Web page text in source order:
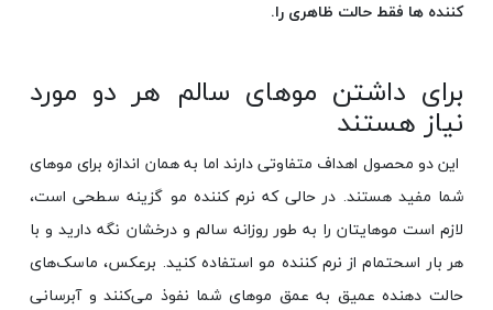
کننده ها فقط حالت ظاهری را.
برای داشتن موهای سالم هر دو مورد
نیاز هستند
این دو محصول اهداف متفاوتی دارند اما به همان اندازه برای موهای
شما مفید هستند. در حالی که نرم کننده مو گزینه سطحی است،
لازم است موهایتان را به طور روزانه سالم و درخشان نگه دارید و با
هر بار اسحتمام از نرم کننده مو استفاده کنید. برعکس، ماسک‌های
حالت دهنده عمیق به عمق موهای شما نفوذ می‌کنند و آبرسانی